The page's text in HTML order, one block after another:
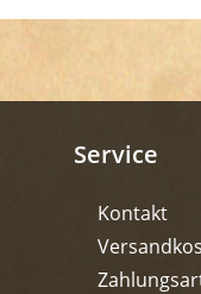
Service
Kontakt